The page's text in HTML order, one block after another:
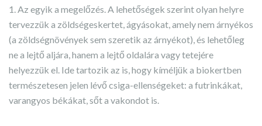
1. Az egyik a megelőzés. A lehetőségek szerint olyan helyre
tervezzük a zöldségeskertet, ágyásokat, amely nem árnyékos
(a zöldségnövények sem szeretik az árnyékot), és lehetőleg
ne a lejtő aljára, hanem a lejtő oldalára vagy tetejére
helyezzük el. Ide tartozik az is, hogy kíméljük a biokertben
természetesen jelen lévő csiga-ellenségeket: a futrinkákat,
varangyos békákat, sőt a vakondot is.